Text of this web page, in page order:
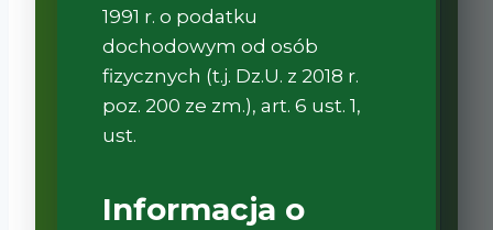
1991 r. o podatku
dochodowym od osób
fizycznych (t.j. Dz.U. z 2018 r.
poz. 200 ze zm.), art. 6 ust. 1,
ust.
Informacja o